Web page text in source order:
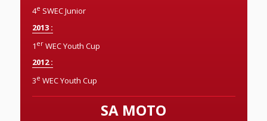
4e SWEC Junior
2013 :
1 erWEC Youth Cup
2012 :
3e WEC Youth Cup
SA MOTO